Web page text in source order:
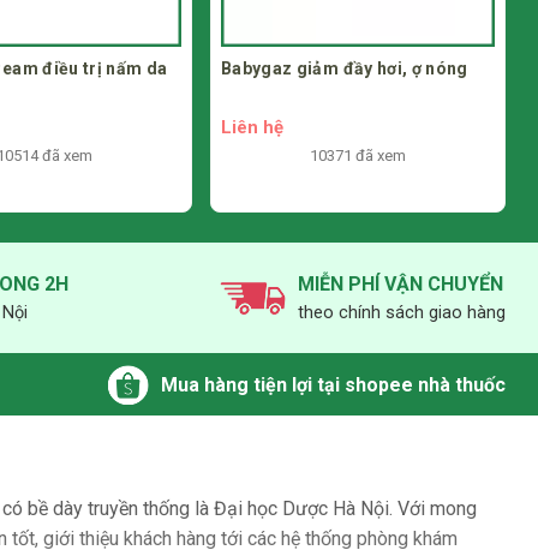
đầy hơi, ợ nóng
đã xem
Viên đặt hỗ trợ phụ khoa
70,000₫
9337 đã xem
2H MIỄN PHÍ VẬN CHUYỂN
theo chính sách giao hàng
Mua hàng tiện lợi tại shopee nhà thuốc
bề dày truyền thống là Đại học Dược Hà Nội. Với mong
giới thiệu khách hàng tới các hệ thống phòng khám